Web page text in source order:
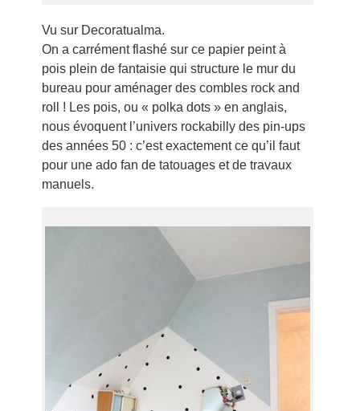
Vu sur Decoratualma.
On a carrément flashé sur ce papier peint à
pois plein de fantaisie qui structure le mur du
bureau pour aménager des combles rock and
roll ! Les pois, ou « polka dots » en anglais,
nous évoquent l’univers rockabilly des pin-ups
des années 50 : c’est exactement ce qu’il faut
pour une ado fan de tatouages et de travaux
manuels.